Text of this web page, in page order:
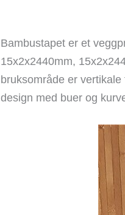
Bambustapet er et
15x2x2440mm,
bruksområde er
design med buer og